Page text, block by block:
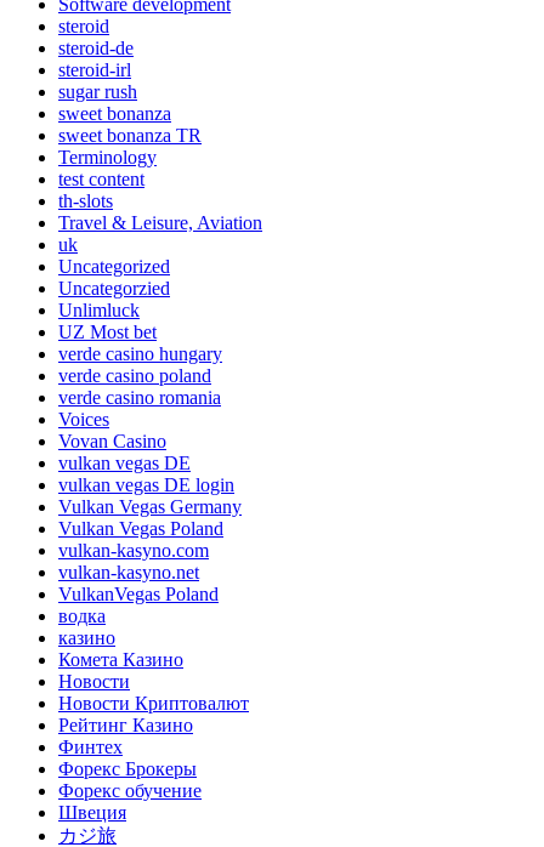
steroid
steroid-de
steroid-irl
sugar rush
sweet bonanza
sweet bonanza TR
Terminology
test content
th-slots
Travel & Leisure, Aviation
uk
Uncategorized
Uncategorzied
Unlimluck
UZ Most bet
verde casino hungary
verde casino poland
verde casino romania
Voices
Vovan Casino
vulkan vegas DE
vulkan vegas DE login
Vulkan Vegas Germany
Vulkan Vegas Poland
vulkan-kasyno.com
vulkan-kasyno.net
VulkanVegas Poland
водка
казино
Комета Казино
Новости
Новости Криптовалют
Рейтинг Казино
Финтех
Форекс Брокеры
Форекс обучение
Швеция
カジ旅